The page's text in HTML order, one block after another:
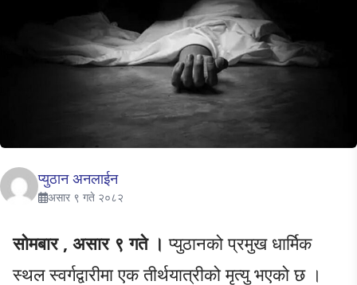
प्युठान अनलाईन
असार ९ गते २०८२
सोमबार , असार ९ गते । प्युठानको प्रमुख धार्मिक
स्थल स्वर्गद्वारीमा एक तीर्थयात्रीको मृत्यु भएको छ ।